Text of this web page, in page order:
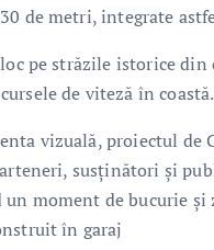
de metri, integrate
pe străzile istorice
de viteză în coastă.
vizuală, proiectul de
susținători și
moment de bucurie și
în garaj